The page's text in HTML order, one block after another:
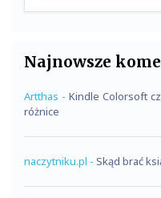
Najnowsze
Artthas - Kindle Colorsoft
różnice
naczytniku.pl - Skąd brać